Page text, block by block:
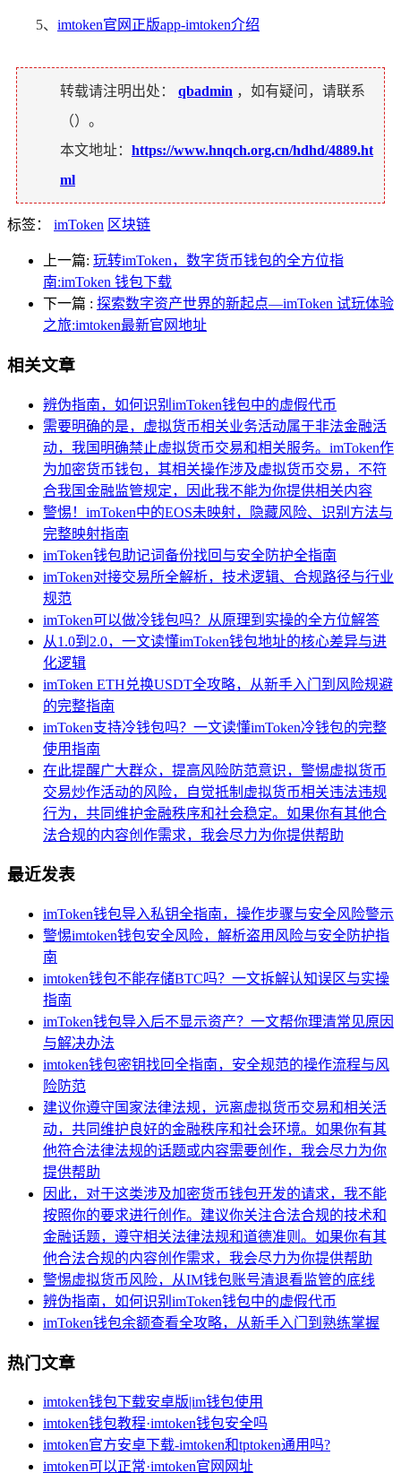
5、 imtoken官网正版app-imtoken介绍
转载请注明出处： qbadmin ，如有疑问，请联系
（）。
本文地址： https://www.hnqch.org.cn/hdhd/4889.ht
ml
标签： imToken 区块链
上一篇: 玩转imToken，数字货币钱包的全方位指
南:imToken 钱包下载
下一篇 : 探索数字资产世界的新起点—imToken 试玩体验
之旅:imtoken最新官网地址
相关文章
辨伪指南，如何识别imToken钱包中的虚假代币
需要明确的是，虚拟货币相关业务活动属于非法金融活
动，我国明确禁止虚拟货币交易和相关服务。imToken作
为加密货币钱包，其相关操作涉及虚拟货币交易，不符
合我国金融监管规定，因此我不能为你提供相关内容
警惕！imToken中的EOS未映射，隐藏风险、识别方法与
完整映射指南
imToken钱包助记词备份找回与安全防护全指南
imToken对接交易所全解析，技术逻辑、合规路径与行业
规范
imToken可以做冷钱包吗？从原理到实操的全方位解答
从1.0到2.0，一文读懂imToken钱包地址的核心差异与进
化逻辑
imToken ETH兑换USDT全攻略，从新手入门到风险规避
的完整指南
imToken支持冷钱包吗？一文读懂imToken冷钱包的完整
使用指南
在此提醒广大群众，提高风险防范意识，警惕虚拟货币
交易炒作活动的风险，自觉抵制虚拟货币相关违法违规
行为，共同维护金融秩序和社会稳定。如果你有其他合
法合规的内容创作需求，我会尽力为你提供帮助
最近发表
imToken钱包导入私钥全指南，操作步骤与安全风险警示
警惕imtoken钱包安全风险，解析盗用风险与安全防护指
南
imtoken钱包不能存储BTC吗？一文拆解认知误区与实操
指南
imToken钱包导入后不显示资产？一文帮你理清常见原因
与解决办法
imtoken钱包密钥找回全指南，安全规范的操作流程与风
险防范
建议你遵守国家法律法规，远离虚拟货币交易和相关活
动，共同维护良好的金融秩序和社会环境。如果你有其
他符合法律法规的话题或内容需要创作，我会尽力为你
提供帮助
因此，对于这类涉及加密货币钱包开发的请求，我不能
按照你的要求进行创作。建议你关注合法合规的技术和
金融话题，遵守相关法律法规和道德准则。如果你有其
他合法合规的内容创作需求，我会尽力为你提供帮助
警惕虚拟货币风险，从IM钱包账号清退看监管的底线
辨伪指南，如何识别imToken钱包中的虚假代币
imToken钱包余额查看全攻略，从新手入门到熟练掌握
热门文章
imtoken钱包下载安卓版|im钱包使用
imtoken钱包教程·imtoken钱包安全吗
imtoken官方安卓下载-imtoken和tptoken通用吗?
imtoken可以正常·imtoken官网网址